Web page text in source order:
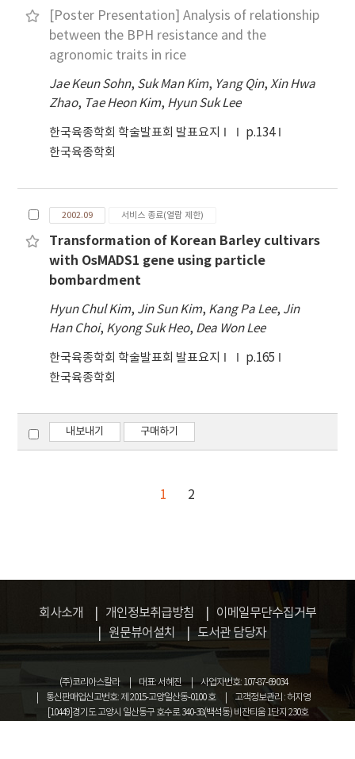
[Poster Presentation] Analysis of relationship
between the BPH resistance and the
agronomic traits in rice
Jae Keun Sohn, Suk Man Kim, Yang Qin,Xin Hwa
Zhao, Tae Heon Kim, Hyun Suk Lee
한국육종학회 학술발표회 발표요지
p.134
한국육종학회
2002.09 서비스 종료(열람 제한)
Transformation of Korean Barley cultivars
with OsMADS1 gene using particle
bombardment
Hyun Chul Kim, Jin Sun Kim, Kang Pa Lee, Jin
Han Choi, Kyong Suk Heo, Dea Won Lee
한국육종학회 학술발표회 발표요지
p.165
한국육종학회
내보내기 구매하기
1 2
회사소개 개인정보취급방침
이메일무단수집거부
원문뷰어설치
도서관 담당자
(주)코리아스칼라 대표: 서혜진
사업자번호: 107-87-69034
통신판매업신고번호: 제 2015-고양일산동-0100 호
고객정보관리 : 허지영
[10449]경기도 고양시 일산동구 호수로 340-38(백석동) 비잔티움 1단지 230호